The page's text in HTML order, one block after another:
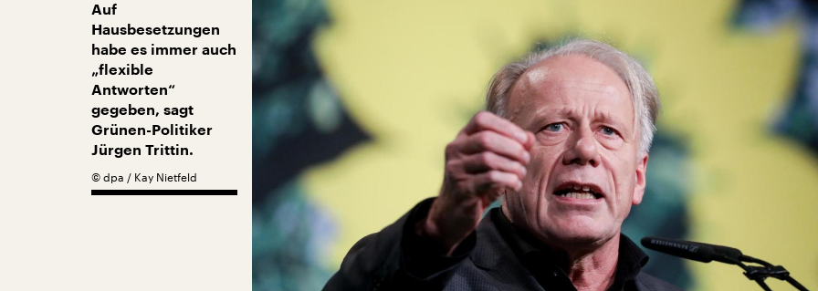
Auf
Hausbesetzungen
habe es immer auch
„flexible
Antworten“
gegeben, sagt
Grünen-Politiker
Jürgen Trittin.
© dpa / Kay Nietfeld